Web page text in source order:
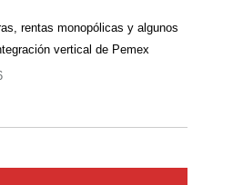
rentas monopólicas y algunos
vertical de Pemex